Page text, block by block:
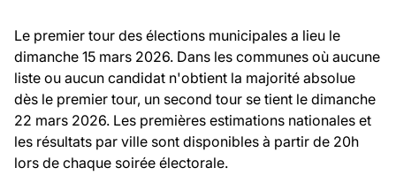
Le premier tour des élections municipales a lieu le
dimanche 15 mars 2026. Dans les communes où aucune
liste ou aucun candidat n'obtient la majorité absolue
dès le premier tour, un second tour se tient le dimanche
22 mars 2026. Les premières estimations nationales et
les résultats par ville sont disponibles à partir de 20h
lors de chaque soirée électorale.